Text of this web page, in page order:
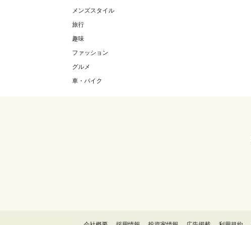
メンズスタイル
旅行
趣味
ファッション
グルメ
車・バイク